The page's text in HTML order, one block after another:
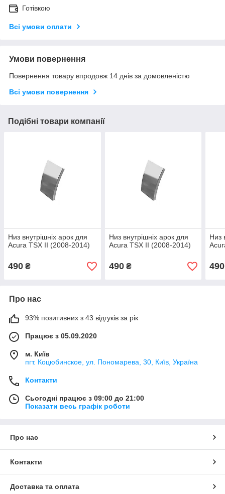
Готівкою
Всі умови оплати
Умови повернення
Повернення товару впродовж 14 днів за домовленістю
Всі умови повернення
Подібні товари компанії
Низ внутрішніх арок для
Acura TSX II (2008-2014)
490 ₴
Низ внутрішніх арок для
Acura TSX II (2008-2014)
490₴
Низ
490
Про нас
93% позитивних з 43 відгуків за рік
Працює з 05.09.2020
м. Київ
пгт. Коцюбинское, ул. Пономарева, 30, Київ, Україна
Контакти
Сьогодні працює з 09:00 до 21:00
Показати весь графік роботи
Про нас
Контакти
Доставка та оплата